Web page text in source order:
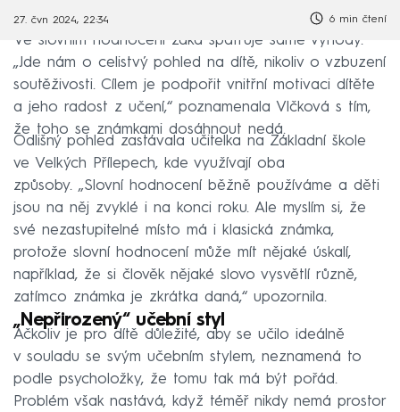
27. čvn 2024, 22:34 6 min čtení
Ve slovním hodnocení žáka spatřuje samé výhody.
„Jde nám o celistvý pohled na dítě, nikoliv o vzbuzení
soutěživosti. Cílem je podpořit vnitřní motivaci dítěte
a jeho radost z učení,“ poznamenala Vlčková s tím,
že toho se známkami dosáhnout nedá.
Odlišný pohled zastávala učitelka na Základní škole
ve Velkých Přílepech, kde využívají oba
způsoby. „Slovní hodnocení běžně používáme a děti
jsou na něj zvyklé i na konci roku. Ale myslím si, že
své nezastupitelné místo má i klasická známka,
protože slovní hodnocení může mít nějaké úskalí,
například, že si člověk nějaké slovo vysvětlí různě,
zatímco známka je zkrátka daná,“ upozornila.
„Nepřirozený“ učební styl
Ačkoliv je pro dítě důležité, aby se učilo ideálně
v souladu se svým učebním stylem, neznamená to
podle psycholožky, že tomu tak má být pořád.
Problém však nastává, když téměř nikdy nemá prostor